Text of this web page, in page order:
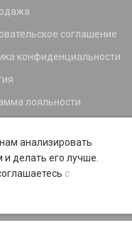
соглашение
конфиденциальности
лояльности
анализировать
делать его лучше.
с